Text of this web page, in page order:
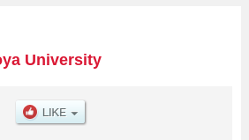
部、Agricultural Sciences學部等各別學部的不
人數等考試資訊、設施介紹、聯絡方式等對外國
此，請務必查閱及利用此網站。
University